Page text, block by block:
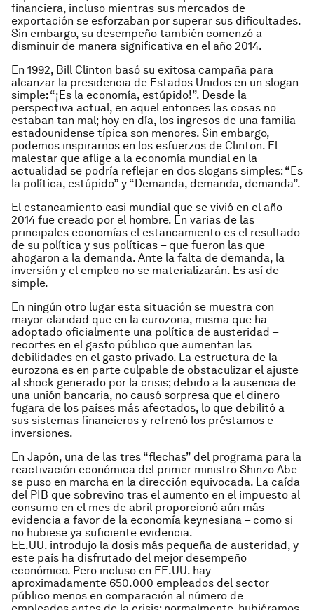
financiera, incluso mientras sus mercados de
exportación se esforzaban por superar sus dificultades.
Sin embargo, su desempeño también comenzó a
disminuir de manera significativa en el año 2014.
En 1992, Bill Clinton basó su exitosa campaña para
alcanzar la presidencia de Estados Unidos en un slogan
simple: “¡Es la economía, estúpido!”. Desde la
perspectiva actual, en aquel entonces las cosas no
estaban tan mal; hoy en día, los ingresos de una familia
estadounidense típica son menores. Sin embargo,
podemos inspirarnos en los esfuerzos de Clinton. El
malestar que aflige a la economía mundial en la
actualidad se podría reflejar en dos slogans simples: “Es
la política, estúpido” y “Demanda, demanda, demanda”.
El estancamiento casi mundial que se vivió en el año
2014 fue creado por el hombre. En varias de las
principales economías el estancamiento es el resultado
de su política y sus políticas – que fueron las que
ahogaron a la demanda. Ante la falta de demanda, la
inversión y el empleo no se materializarán. Es así de
simple.
En ningún otro lugar esta situación se muestra con
mayor claridad que en la eurozona, misma que ha
adoptado oficialmente una política de austeridad –
recortes en el gasto público que aumentan las
debilidades en el gasto privado. La estructura de la
eurozona es en parte culpable de obstaculizar el ajuste
al shock generado por la crisis; debido a la ausencia de
una unión bancaria, no causó sorpresa que el dinero
fugara de los países más afectados, lo que debilitó a
sus sistemas financieros y refrenó los préstamos e
inversiones.
En Japón, una de las tres “flechas” del programa para la
reactivación económica del primer ministro Shinzo Abe
se puso en marcha en la dirección equivocada. La caída
del PIB que sobrevino tras el aumento en el impuesto al
consumo en el mes de abril proporcionó aún más
evidencia a favor de la economía keynesiana – como si
no hubiese ya suficiente evidencia.
EE.UU. introdujo la dosis más pequeña de austeridad, y
este país ha disfrutado del mejor desempeño
económico. Pero incluso en EE.UU. hay
aproximadamente 650.000 empleados del sector
público menos en comparación al número de